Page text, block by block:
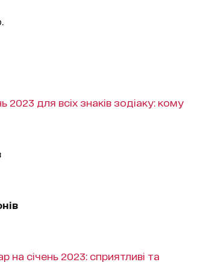
2023 для всіх знаків зодіаку: кому
на січень 2023: сприятливі та